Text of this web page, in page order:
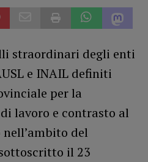
straordinari degli enti
e INAIL definiti
per la
lavoro e contrasto al
del
il 23